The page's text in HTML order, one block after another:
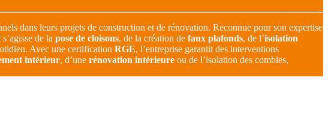
dans leurs projets de construction et de rénovation. Reconnue pour son expertise
de la pose de cloisons, de la création de faux plafonds, de l’isolation
Avec une certification RGE, l’entreprise garantit des interventions
intérieur, d’une rénovation intérieure ou de l’isolation des combles,